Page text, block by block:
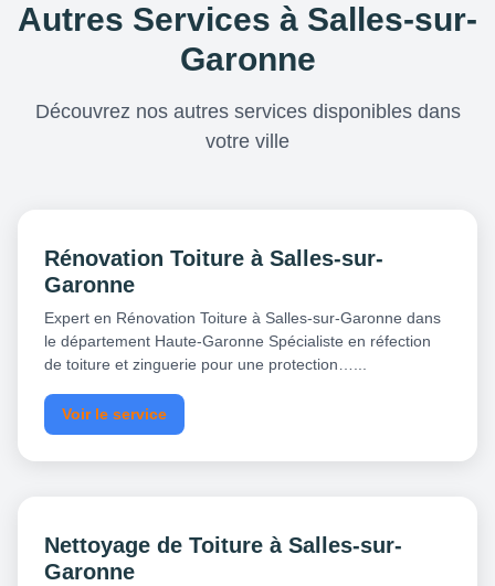
Autres Services à Salles-sur-
Garonne
Découvrez nos autres services disponibles dans
votre ville
Rénovation Toiture à Salles-sur-
Garonne
Expert en Rénovation Toiture à Salles-sur-Garonne dans
le département Haute-Garonne Spécialiste en réfection
de toiture et zinguerie pour une protection…...
Voir le service
Nettoyage de Toiture à Salles-sur-
Garonne